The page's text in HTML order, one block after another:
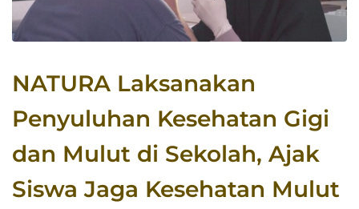
NATURA Laksanakan
Penyuluhan Kesehatan Gigi
dan Mulut di Sekolah, Ajak
Siswa Jaga Kesehatan Mulut